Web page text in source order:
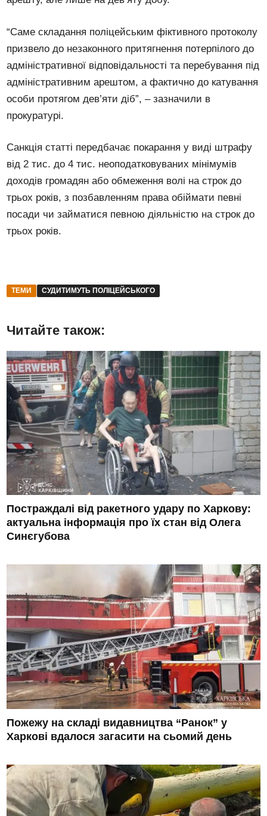
“Саме складання поліцейським фіктивного протоколу
призвело до незаконного притягнення потерпілого до
адміністративної відповідальності та перебування під
адміністративним арештом, а фактично до катування
особи протягом дев’яти діб”, – зазначили в
прокуратурі.
Санкція статті передбачає покарання у виді штрафу
від 2 тис. до 4 тис. неоподатковуваних мінімумів
доходів громадян або обмеження волі на строк до
трьох років, з позбавленням права обіймати певні
посади чи займатися певною діяльністю на строк до
трьох років.
ТЕМИ СУДИТИМУТЬ ПОЛІЦЕЙСЬКОГО
Читайте також:
Постраждалі від ракетного удару по Харкову:
актуальна інформація про їх стан від Олега
Синєгубова
Пожежу на складі видавництва “Ранок” у
Харкові вдалося загасити на сьомий день